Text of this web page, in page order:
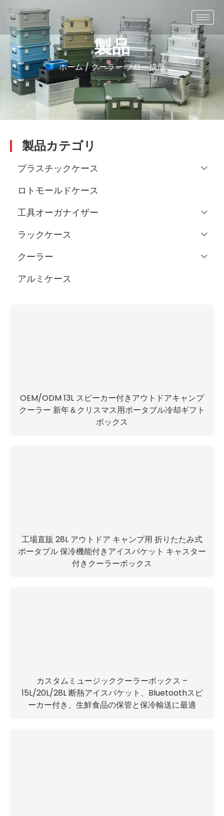
製品
ホーム/クーラーブロー成形
製品カテゴリ
プラスチックケース
ロトモールドケース
工具オーガナイザー
ラックケース
クーラー
アルミケース
OEM/ODM 13L スピーカー付きアウトドアキャンプ
クーラー 新年＆クリスマス用ポータブル冷却ギフト
ボックス
工場直販 28L アウトドア キャンプ用 折りたたみ式
ポータブル 保冷機能付きアイスバケット キャスター
付きクーラーボックス
カスタムミュージッククーラーボックス –
15L/20L/28L 断熱アイスバケット、Bluetoothスピ
ーカー付き、生鮮食品の保管と保冷輸送に最適